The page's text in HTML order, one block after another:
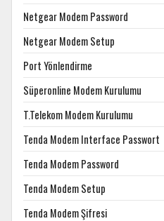
Netgear Modem Password
Netgear Modem Setup
Port Yönlendirme
Süperonline Modem Kurulumu
T.Telekom Modem Kurulumu
Tenda Modem Interface Passwort
Tenda Modem Password
Tenda Modem Setup
Tenda Modem Şifresi